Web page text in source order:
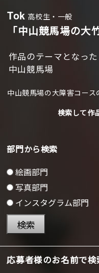
Tok 高校生・一般
「中山競馬場の大
作品のテーマとなっ
中山競馬場
中山競馬場の大障害コース
検索して作
部門から検索
絵画部門
写真部門
インスタグラム部門
検索
応募者様のお名前で検